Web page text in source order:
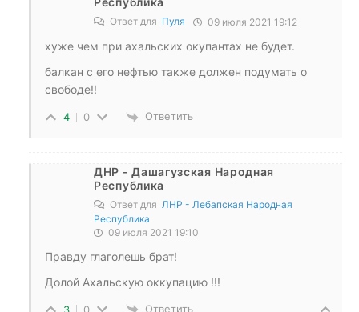
Ответ для Пуля 09 июля 2021 19:12
хуже чем при ахальских окупантах не будет.
балкан с его нефтью также должен подумать о
свободе!!
4 0 Ответить
ДНР - Дашагузская Народная
Республика
Ответ для ЛНР - Лебапская Народная
Республика
09 июля 2021 19:10
Правду глаголешь брат!
Долой Ахальскую оккупацию !!!
Ответить